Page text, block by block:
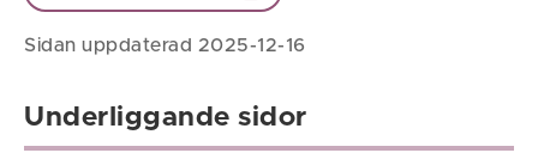
Sidan uppdaterad 2025-12-16
Underliggande sidor